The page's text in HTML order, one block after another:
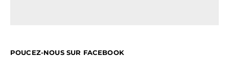
POUCEZ-NOUS SUR FACEBOOK